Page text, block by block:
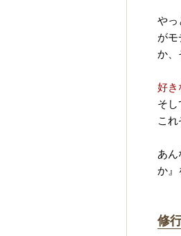
やっ
が
か、
好き
そし
こ
あ
か』
修